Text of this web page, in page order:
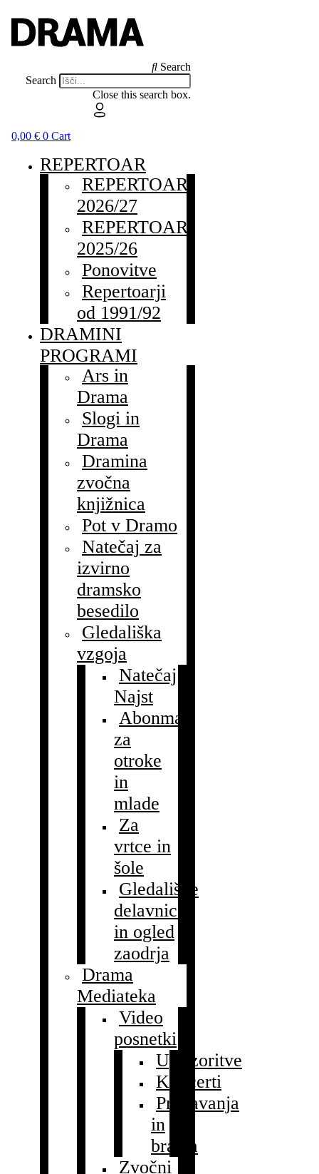
Search
Search
Close this search box.
0,00 € 0 Cart
REPERTOAR
REPERTOAR
2026/27
REPERTOAR
2025/26
Ponovitve
Repertoarji
od 1991/92
DRAMINI
PROGRAMI
Ars in
Drama
Slogi in
Drama
Dramina
zvočna
knjižnica
Pot v Dramo
Natečaj za
izvirno
dramsko
besedilo
Gledališka
vzgoja
Natečaj
Najst
Abonmaji
za
otroke
in
mlade
Za
vrtce in
šole
Gledališke
delavnice
in ogled
zaodrja
Drama
Mediateka
Video
posnetki
Uprizoritve
Koncerti
Predavanja
in
branja
Zvočni